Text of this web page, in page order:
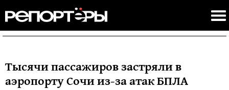
Тысячи пассажиров застряли в
аэропорту Сочи из-за атак БПЛА